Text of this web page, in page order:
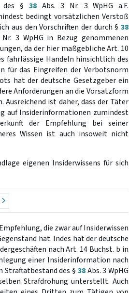
des § 38Abs. 3 Nr. 3 WpHG a.F.
bedingt vorsätzlichen Verstoß
aus den Vorschriften der durch § 38
3 WpHG in Bezug genommenen
da der hier maßgebliche Art. 10
fahrlässige Handeln hinsichtlich des
für das Eingreifen der Verbotsnorm
hat der deutsche Gesetzgeber ein
Anforderungen an die Vorsatzform
Ausreichend ist daher, dass der Täter
auf Insiderinformationen zumindest
der Empfehlung bei seiner
Wissen ist auch insoweit nicht
eigenen Insiderwissens für sich
die zwar auf Insiderwissen
hat. Indes hat der deutsche
nach Art. 14 Buchst. b in
einer Insiderinformation nach
Straftatbestand des § 38Abs. 3 WpHG
Strafdrohung unterstellt. Auch